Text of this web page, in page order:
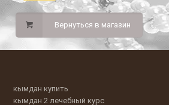
Вернуться в магазин
кымдан купить
кымдан 2 лечебный курс